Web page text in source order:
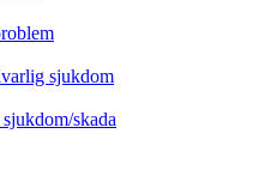
sjukdom
skada